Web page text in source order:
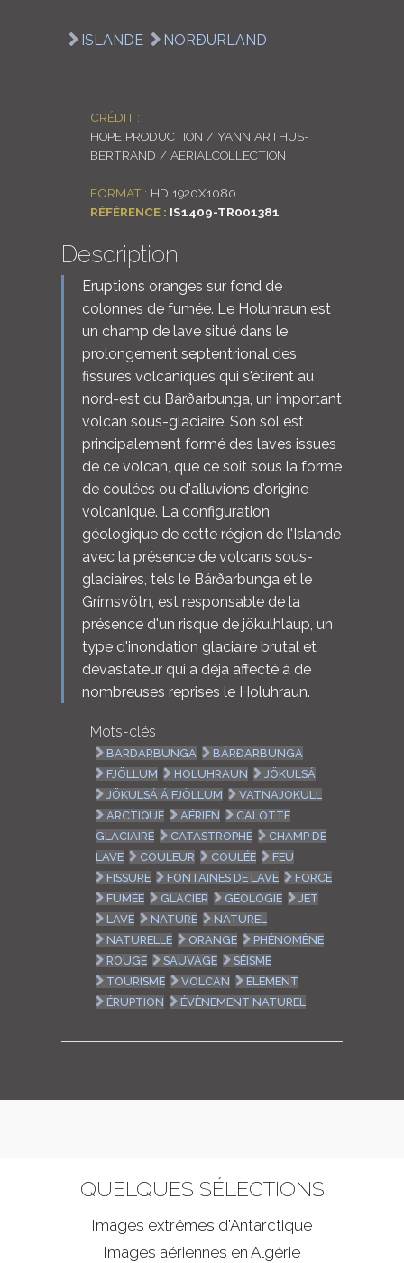
ISLANDE NORÐURLAND
CRÉDIT :
HOPE PRODUCTION / YANN ARTHUS-
BERTRAND / AERIALCOLLECTION
FORMAT : HD 1920X1080
RÉFÉRENCE : IS1409-TR001381
Description
Eruptions oranges sur fond de
colonnes de fumée. Le Holuhraun est
un champ de lave situé dans le
prolongement septentrional des
fissures volcaniques qui s'étirent au
nord-est du Bárðarbunga, un important
volcan sous-glaciaire. Son sol est
principalement formé des laves issues
de ce volcan, que ce soit sous la forme
de coulées ou d'alluvions d'origine
volcanique. La configuration
géologique de cette région de l'Islande
avec la présence de volcans sous-
glaciaires, tels le Bárðarbunga et le
Grímsvötn, est responsable de la
présence d'un risque de jökulhlaup, un
type d'inondation glaciaire brutal et
dévastateur qui a déjà affecté à de
nombreuses reprises le Holuhraun.
Mots-clés :
BARDARBUNGA
BÁRÐARBUNGA
FJÖLLUM
HOLUHRAUN
JÖKULSÁ
JÖKULSÁ Á FJÖLLUM
VATNAJOKULL
ARCTIQUE
AÉRIEN
CALOTTE
GLACIAIRE
CATASTROPHE
CHAMP DE
LAVE
COULEUR COULÉE
FEU
FISSURE
FONTAINES DE LAVE
FORCE
FUMÉE
GLACIER GÉOLOGIE
JET
LAVE
NATURE
NATUREL
NATURELLE
ORANGE
PHÉNOMÈNE
ROUGE
SAUVAGE
SÉISME
TOURISME
VOLCAN
ÉLÉMENT
ÉRUPTION
ÉVÈNEMENT NATUREL
QUELQUES SÉLECTIONS
Images extrêmes d'Antarctique
Images aériennes en Algérie